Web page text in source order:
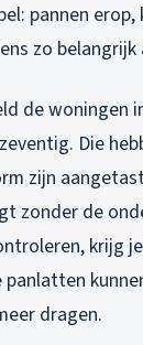
pannen
zo
de woningen
Die
zijn
zonder de
krijg
panlatten
dragen.